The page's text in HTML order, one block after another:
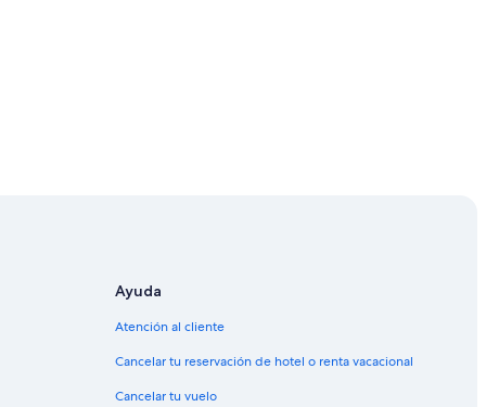
del Sur
Ayuda
Atención al cliente
Cancelar tu reservación de hotel o renta vacacional
Cancelar tu vuelo